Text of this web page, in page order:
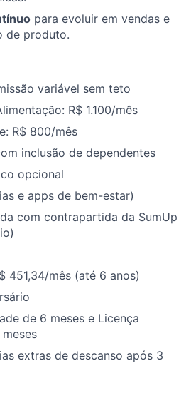
para evoluir em vendas e
de produto.
variável sem teto
R$ 1.100/mês
R$ 800/mês
inclusão de dependentes
opcional
e apps de bem-estar)
com contrapartida da SumUp
451,34/mês (até 6 anos)
de 6 meses e Licença
extras de descanso após 3